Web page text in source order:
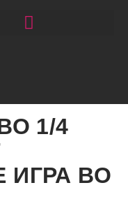
1/4
ИГРА ВО